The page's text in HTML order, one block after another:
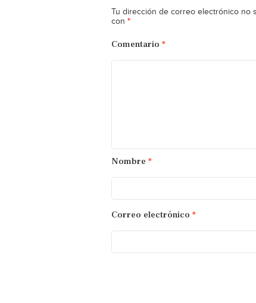
Tu dirección de correo electrónico no
con *
Comentario *
Nombre *
Correo electrónico *